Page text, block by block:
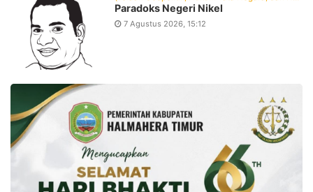
Paradoks Negeri Nikel
7 Agustus 2026, 15:12